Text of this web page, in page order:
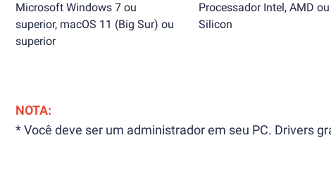
Microsoft Windows 7 ou
superior, macOS 11 (Big Sur) ou
superior
Processador Intel, AMD
Silicon
NOTA:
* Você deve ser um administrador em seu PC. Drivers